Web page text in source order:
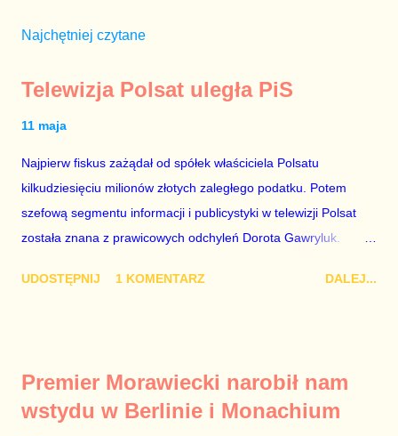
Najchętniej czytane
Telewizja Polsat uległa PiS
11 maja
Najpierw fiskus zażądał od spółek właściciela Polsatu
kilkudziesięciu milionów złotych zaległego podatku. Potem
szefową segmentu informacji i publicystyki w telewizji Polsat
została znana z prawicowych odchyleń Dorota Gawryluk.
marionetka partii rządzącej, żona agenta SB, który jest obecnie
tylko tam, gdzie nie ma trudnych pytań. Taki obrót spraw
przyjmuję ze smutkiem. Właściciela Polsatu – Zygmunta
UDOSTĘPNIJ 1 KOMENTARZ DALEJ...
Premier Morawiecki narobił nam
wstydu w Berlinie i Monachium